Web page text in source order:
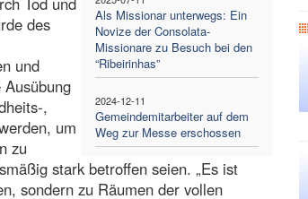
Als Missionar unterwegs: Ein
Novize der Consolata-
Missionare zu Besuch bei den
“Ribeirinhas”
2024-12-11
Gemeindemitarbeiter auf dem
Weg zur Messe erschossen
des
und
,
um
zu
stark betroffen seien. „Es ist
sondern zu Räumen der vollen